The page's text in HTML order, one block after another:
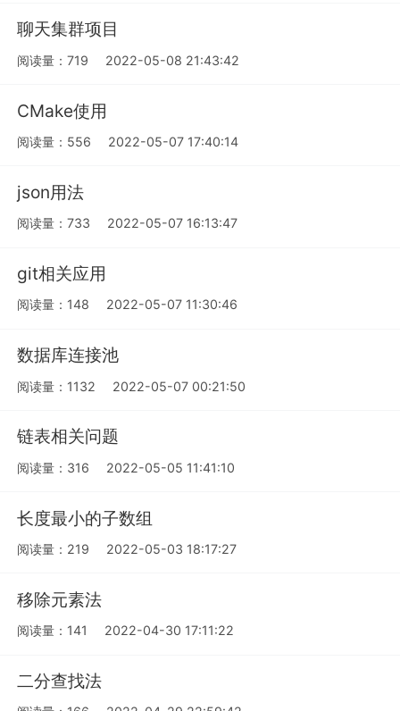
聊天集群项目
阅读量：719 2022-05-08 21:43:42
CMake使用
阅读量：556 2022-05-07 17:40:14
json用法
阅读量：733 2022-05-07 16:13:47
git相关应用
阅读量：148 2022-05-07 11:30:46
数据库连接池
阅读量：1132 2022-05-07 00:21:50
链表相关问题
阅读量：316 2022-05-05 11:41:10
长度最小的子数组
阅读量：219 2022-05-03 18:17:27
移除元素法
阅读量：141 2022-04-30 17:11:22
二分查找法